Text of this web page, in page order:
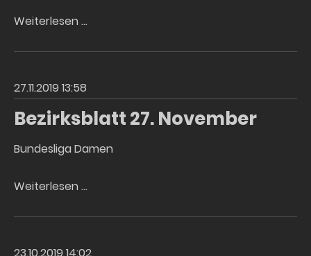
Weiterlesen …
12/2019
27.11.2019 13:58
Bezirksblatt 27. November
Bundesliga Damen
Weiterlesen …
November